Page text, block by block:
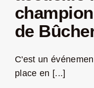
de
C'est un
place en [...]